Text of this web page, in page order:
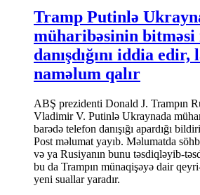
Tramp Putinlə
müharibəsinin bitməsi
danışdığını iddia
naməlum qalır
ABŞ prezidenti Donald J. Trampın
Vladimir V. Putinlə Ukraynada
barədə telefon danışığı apardığı
Post məlumat yayıb. Məlumatda
və ya Rusiyanın bunu təsdiqləyib-
bu da Trampın münaqişəyə dair
yeni suallar yaradır.